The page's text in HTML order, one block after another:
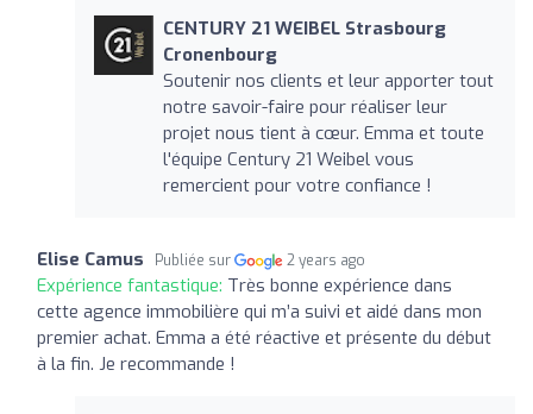
CENTURY 21 WEIBEL Strasbourg
Cronenbourg
Soutenir nos clients et leur apporter tout
notre savoir-faire pour réaliser leur
projet nous tient à cœur. Emma et toute
l'équipe Century 21 Weibel vous
remercient pour votre confiance !
Elise Camus Publiée sur 2 years ago
Expérience fantastique: Très bonne expérience dans
cette agence immobilière qui m’a suivi et aidé dans mon
premier achat. Emma a été réactive et présente du début
à la fin. Je recommande !